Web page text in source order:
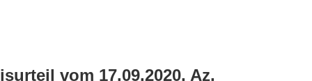
vom 17.09.2020, Az.